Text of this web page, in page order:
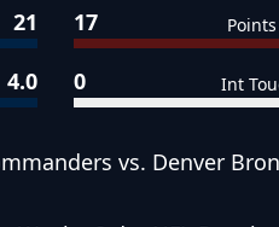
21
4.0
17
0 Int
vs. Denver